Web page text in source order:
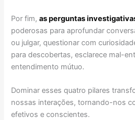
Por fim,as perguntas
poderosas para aprofundar
ou julgar, questionar com
para descobertas, esclarece mal-
entendimento mútuo.
Dominar esses quatro pilares
nossas interações, tornando-nos
efetivos e conscientes.